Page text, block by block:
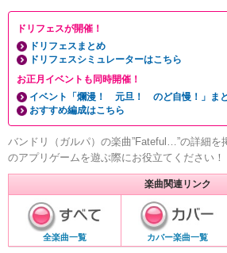
ドリフェスが開催！
ドリフェスまとめ
ドリフェスシミュレーターはこちら
お正月イベントも同時開催！
イベント「爛漫！ 元旦！ のど自慢！」ま
おすすめ編成はこちら
バンドリ（ガルパ）の楽曲”Fateful…”の詳細を
のアプリゲームを遊ぶ際にお役立てください！
楽曲関連リンク
全楽曲一覧 カバー楽曲一覧